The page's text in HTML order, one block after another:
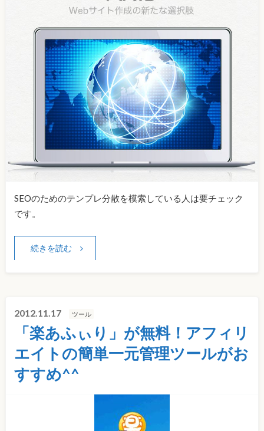
SEOのためのテンプレ分散を模索している人は要チェック
です。
続きを読む
2012.11.17 ツール
「楽あふぃり」が無料！アフィリ
エイトの簡単一元管理ツールがお
すすめ^^